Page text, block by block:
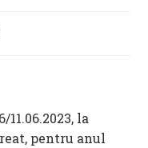
la
pentru anul